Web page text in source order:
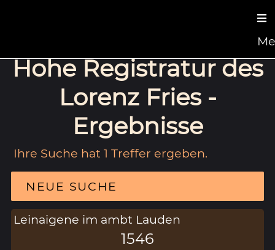
Hohe Registratur des
Lorenz Fries -
Ergebnisse
Ihre Suche hat 1 Treffer ergeben.
NEUE SUCHE
Leinaigene im ambt Lauden
1546